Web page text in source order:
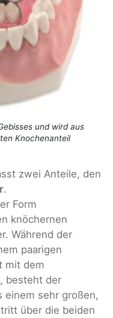
und wird aus
Knochenanteil
zwei Anteile, den
.
Form
knöchernen
Während der
paarigen
mit dem
besteht der
einem sehr großen,
über die beiden